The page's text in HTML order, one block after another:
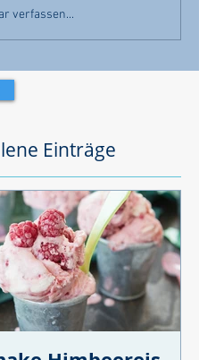
verfassen...
Einträge